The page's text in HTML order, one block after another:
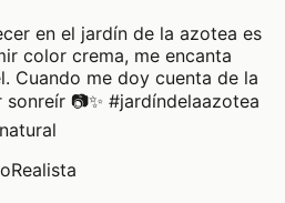
en el jardín de la azotea es
color crema, me encanta
Cuando me doy cuenta de la
📷✨ #jardíndelaazotea
Realista